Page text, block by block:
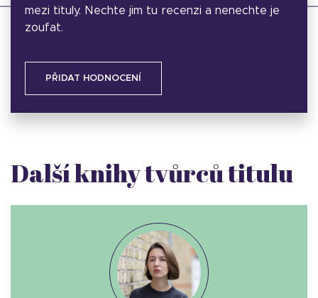
mezi tituly. Nechte jim tu recenzi a nenechte je
zoufat.
PŘIDAT HODNOCENÍ
Další knihy tvůrců titulu